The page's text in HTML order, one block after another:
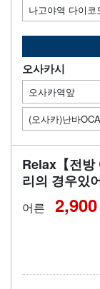
나고야역 다이
오사카시
오사카역앞
(오사카)난바
Relax【전방
리의 경우있
어른